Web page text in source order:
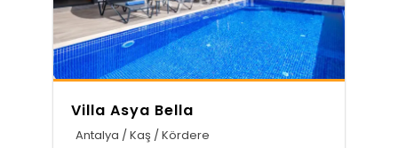
Villa Asya Bella
Antalya / Kaş / Kördere